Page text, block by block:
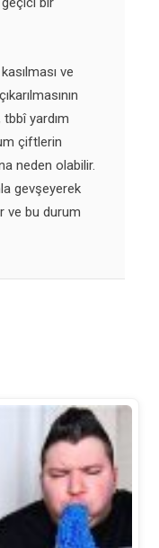
ve
tbbî yardım
çiftlerin
neden olabilir.
gevşeyerek
ve bu durum